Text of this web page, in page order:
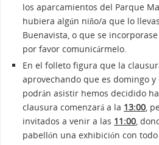
los aparcamientos del Parque
hubiera algún niño/a que lo
Buenavista, o que se incorporase
por favor comunicármelo.
En el folleto figura que la
aprovechando que es domingo
podrán asistir hemos decidido
clausura comenzará a la 13:00 ,
invitados a venir a las 11:00 ,
pabellón una exhibición con